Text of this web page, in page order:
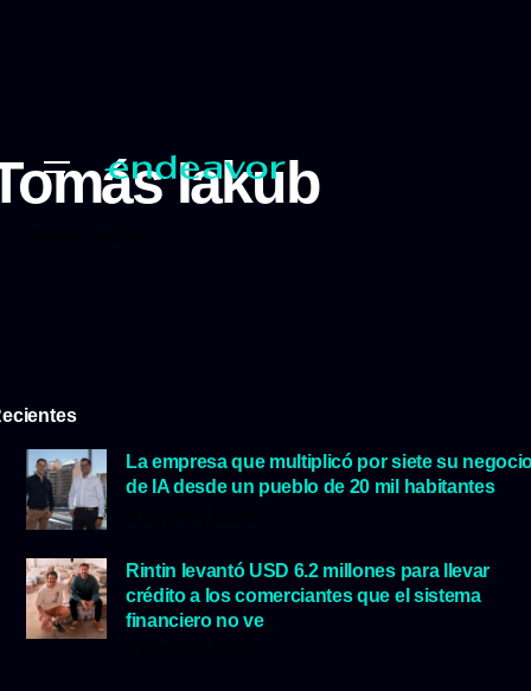
Iakub
La empresa que multiplicó por siete su
de IA desde un pueblo de 20 mil habitantes
Rintin levantó USD 6.2 millones para llevar
crédito a los comerciantes que el sistema
financiero no ve